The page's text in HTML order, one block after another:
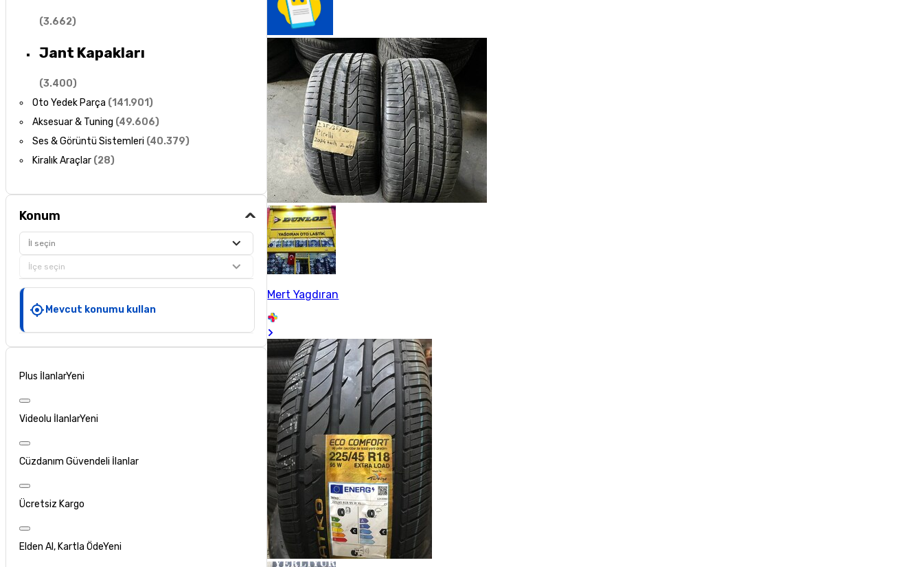
(3.662)
Jant Kapakları
(3.400)
Oto Yedek Parça (141.901)
Aksesuar & Tuning (49.606)
Ses & Görüntü Sistemleri (40.379)
Kiralık Araçlar (28)
Konum
İl seçin
İlçe seçin
Mevcut konumu kullan
Plus İlanlarYeni
Videolu İlanlarYeni
Cüzdanım Güvendeli İlanlar
Ücretsiz Kargo
Elden Al, Kartla ÖdeYeni
Mert Yagdıran